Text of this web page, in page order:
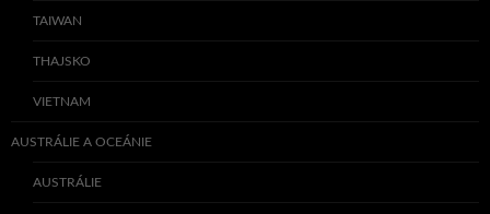
TAIWAN
THAJSKO
VIETNAM
AUSTRÁLIE A OCEÁNIE
AUSTRÁLIE